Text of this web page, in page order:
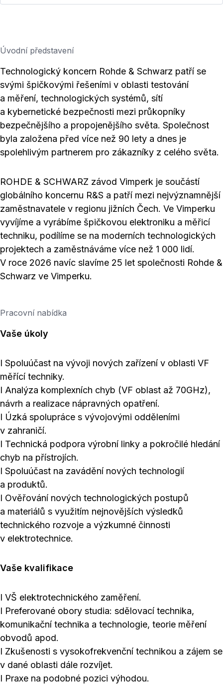
Úvodní představení
Technologický koncern Rohde & Schwarz patří se
svými špičkovými řešeními v oblasti testování
a měření, technologických systémů, sítí
a kybernetické bezpečnosti mezi průkopníky
bezpečnějšího a propojenějšího světa. Společnost
byla založena před více než 90 lety a dnes je
spolehlivým partnerem pro zákazníky z celého světa.
ROHDE & SCHWARZ závod Vimperk je součástí
globálního koncernu R&S a patří mezi nejvýznamnější
zaměstnavatele v regionu jižních Čech. Ve Vimperku
vyvíjíme a vyrábíme špičkovou elektroniku a měřicí
techniku, podílíme se na moderních technologických
projektech a zaměstnáváme více než 1 000 lidí.
V roce 2026 navíc slavíme 25 let společnosti Rohde &
Schwarz ve Vimperku.
Pracovní nabídka
Vaše úkoly
I Spoluúčast na vývoji nových zařízení v oblasti VF
měřící techniky.
I Analýza komplexních chyb (VF oblast až 70GHz),
návrh a realizace nápravných opatření.
I Úzká spolupráce s vývojovými odděleními
v zahraničí.
I Technická podpora výrobní linky a pokročilé hledání
chyb na přístrojích.
I Spoluúčast na zavádění nových technologií
a produktů.
I Ověřování nových technologických postupů
a materiálů s využitím nejnovějších výsledků
technického rozvoje a výzkumné činnosti
v elektrotechnice.
Vaše kvalifikace
I VŠ elektrotechnického zaměření.
I Preferované obory studia: sdělovací technika,
komunikační technika a technologie, teorie měření
obvodů apod.
I Zkušenosti s vysokofrekvenční technikou a zájem se
v dané oblasti dále rozvíjet.
I Praxe na podobné pozici výhodou.